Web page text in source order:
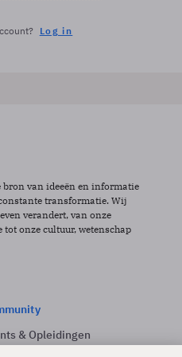
Log in
bron van ideeën en informatie
transformatie. Wij
verandert, van onze
onze cultuur, wetenschap
& Opleidingen